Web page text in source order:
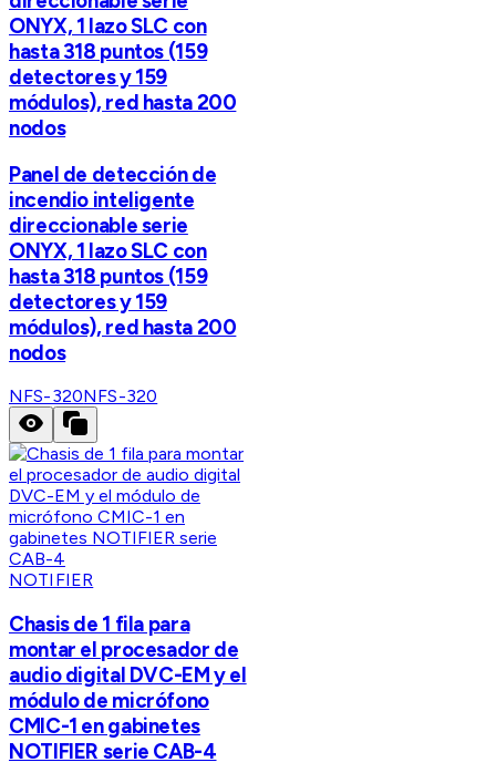
ONYX, 1 lazo SLC con
hasta 318 puntos (159
detectores y 159
módulos), red hasta 200
nodos
Panel de detección de
incendio inteligente
direccionable serie
ONYX, 1 lazo SLC con
hasta 318 puntos (159
detectores y 159
módulos), red hasta 200
nodos
NFS-320NFS-320
NOTIFIER
Chasis de 1 fila para
montar el procesador de
audio digital DVC-EM y el
módulo de micrófono
CMIC-1 en gabinetes
NOTIFIER serie CAB-4